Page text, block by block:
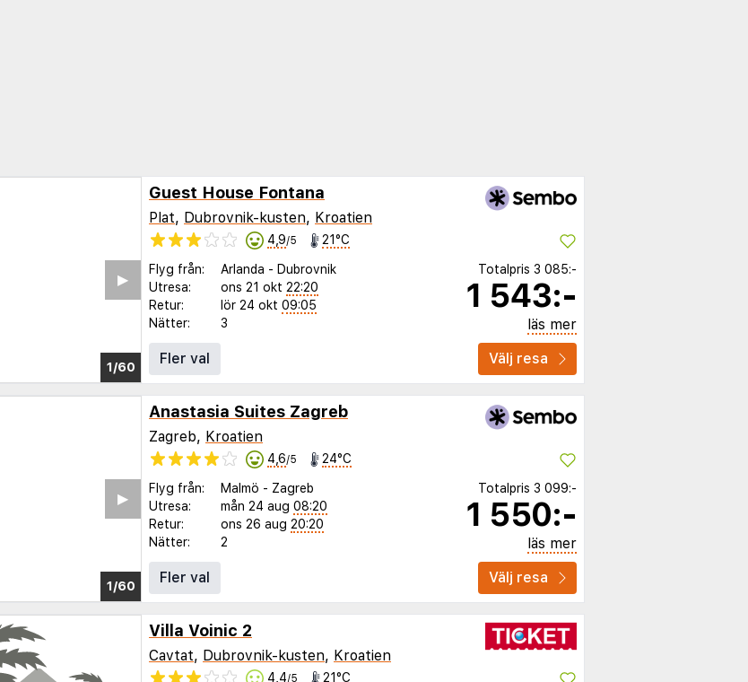
1/55
▶︎
Guest House Fontana
Plat, Dubrovnik-kusten, Kroatien
4,9/5 21°C
Flyg från: Arlanda - Dubrovnik
Utresa:
ons 21 okt 22:20
Retur:
lör 24 okt 09:05
Nätter:
3
Totalpris 3 085:-
1 543:-
läs mer
Fler val
Välj resa
1/54
▶︎
Anastasia Suites Zagreb
Zagreb, Kroatien
4,6/5 24°C
Flyg från: Malmö - Zagreb
Utresa:
mån 24 aug 08:20
Retur:
ons 26 aug 20:20
Nätter:
2
Totalpris 3 099:-
1 550:-
läs mer
Fler val
Välj resa
Villa Voinic 2
Cavtat, Dubrovnik-kusten, Kroatien
4,4/5 21°C